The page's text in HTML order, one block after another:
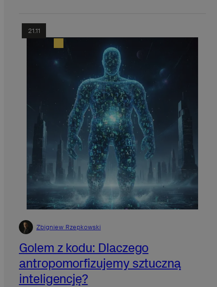
Zbigniew Rzepkowski
Golem z kodu: Dlaczego
antropomorfizujemy sztuczną
inteligencję?
21.11